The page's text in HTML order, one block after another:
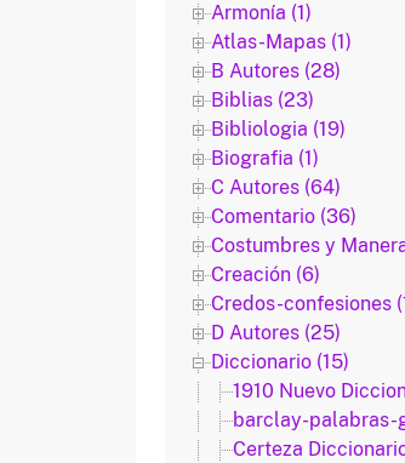
Armonía (1)
Atlas-Mapas (1)
B Autores (28)
Biblias (23)
Bibliologia (19)
Biografia (1)
C Autores (64)
Comentario (36)
Costumbres y
Creación (6)
Credos-confesiones
D Autores (25)
Diccionario (15)
1910 Nuevo
barclay-palabras-
Certeza